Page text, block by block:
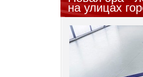
на улицах